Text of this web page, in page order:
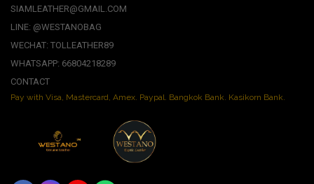
SIAMLEATHER@GMAIL.COM
LINE: @WESTANOBAG
WECHAT: TOLLEATHER89
WHATSAPP: 66804218289
CONTACT
Pay with Visa, Mastercard, Amex. Paypal. Bangkok Bank. Kasikorn Bank.